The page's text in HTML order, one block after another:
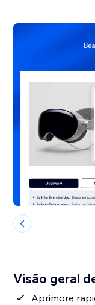
Visão geral
Aprimore